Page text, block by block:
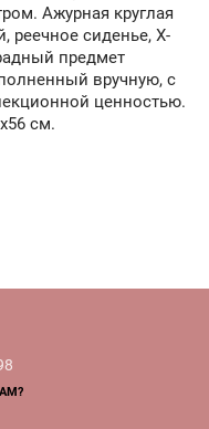
Ажурная круглая
реечное сиденье, X-
предмет
вручную, с
ценностью.
см.